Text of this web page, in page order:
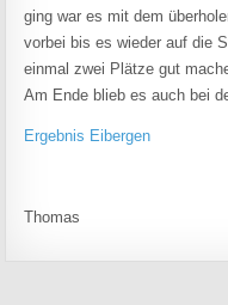
ging war es mit dem
vorbei bis es wieder auf die
einmal zwei Plätze gut
Am Ende blieb es auch bei
Ergebnis Eibergen
Thomas